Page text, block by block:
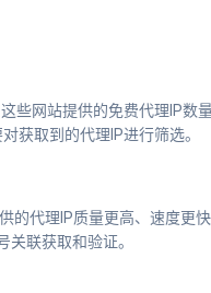
些网站提供的免费代理IP数
获取到的代理IP进行筛选。
的代理IP质量更高、速度更
联获取和验证。